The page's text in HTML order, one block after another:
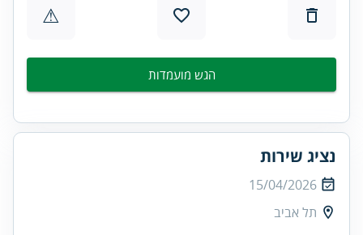
⚠
הגש מועמדות
נציג שירות
15/04/2026
תל אביב